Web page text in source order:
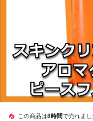
この商品は8時間で売れまし